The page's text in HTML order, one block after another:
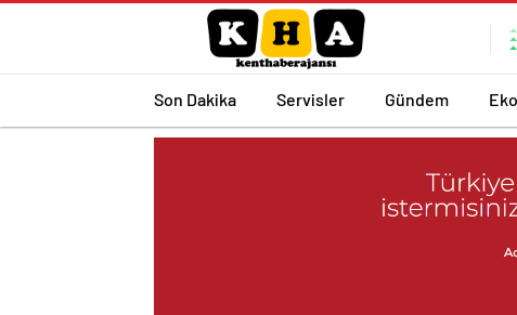
Son Dakika Servisler Gündem